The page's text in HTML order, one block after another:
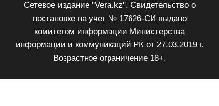
Сетевое издание "Vera.kz". Свидетельство о
постановке на учет № 17626-СИ выдано
комитетом информации Министерства
информации и коммуникаций РК от 27.03.2019 г.
Возрастное ограничение 18+.